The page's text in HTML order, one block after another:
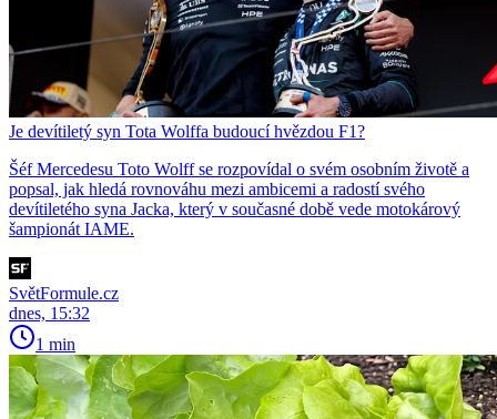
Je devítiletý syn Tota Wolffa budoucí hvězdou F1?
Šéf Mercedesu Toto Wolff se rozpovídal o svém osobním životě a
popsal, jak hledá rovnováhu mezi ambicemi a radostí svého
devítiletého syna Jacka, který v současné době vede motokárový
šampionát IAME.
SvětFormule.cz
dnes, 15:32
1 min